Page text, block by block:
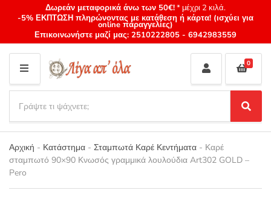
Δωρεάν μεταφορικά άνω των 50€!* μέχρι 2 κιλά.
-5% ΕΚΠΤΩΣΗ πληρώνοντας με κατάθεση ή κάρτα! (ισχύει για
online παραγγελίες)
Επικοινωνήστε μαζί μας: 2510222805 - 6942983559
M
E
N
U
Category
name
a
r
c
h
p
r
S
e
a
c
0
Αρχική - Κατάστημα - Σταμπωτά Καρέ Κεντήματα - Καρέ
σταμπωτό 90×90 Κνωσός γραμμικά λουλούδια Art302 GOLD –
Pero